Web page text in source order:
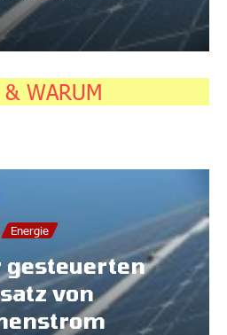
WARUM
Energie
gesteuerten
von